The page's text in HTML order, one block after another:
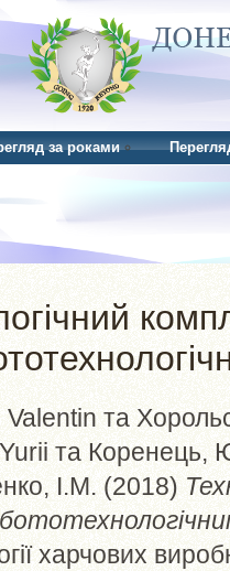
за роками
та
та Коренець,
І.М. (2018)
харчових